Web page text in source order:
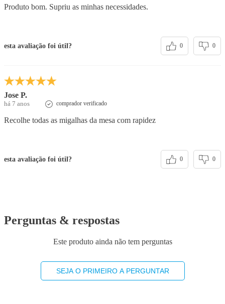
Produto bom. Supriu as minhas necessidades.
esta avaliação foi útil? 0 0
Jose P.
há 7 anos comprador verificado
Recolhe todas as migalhas da mesa com rapidez
esta avaliação foi útil? 0 0
Perguntas & respostas
Este produto ainda não tem perguntas
SEJA O PRIMEIRO A PERGUNTAR